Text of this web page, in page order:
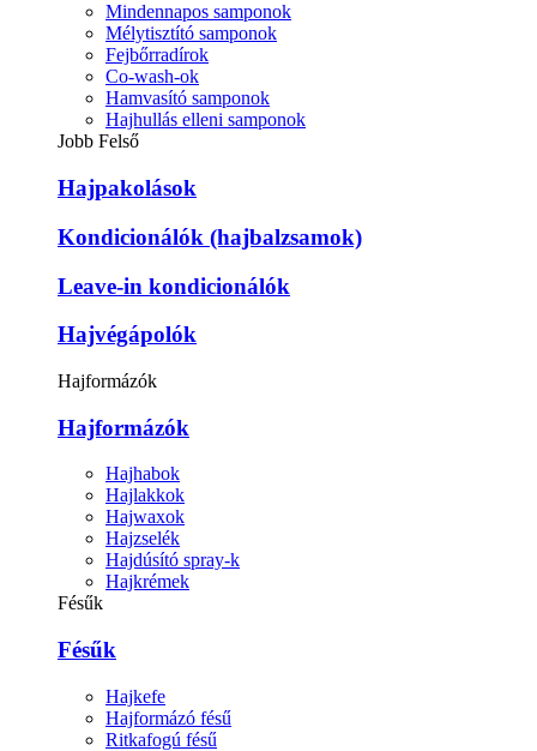
Mindennapos samponok
Mélytisztító samponok
Fejbőrradírok
Co-wash-ok
Hamvasító samponok
Hajhullás elleni samponok
Jobb Felső
Hajpakolások
Kondicionálók (hajbalzsamok)
Leave-in kondicionálók
Hajvégápolók
Hajformázók
Hajformázók
Hajhabok
Hajlakkok
Hajwaxok
Hajzselék
Hajdúsító spray-k
Hajkrémek
Fésűk
Fésűk
Hajkefe
Hajformázó fésű
Ritkafogú fésű